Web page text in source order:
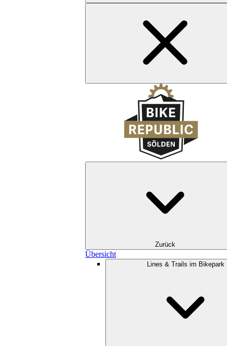
Zurück
Übersicht
Lines & Trails im Bikepark